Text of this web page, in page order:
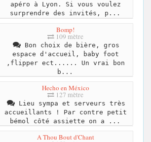
apéro à Lyon. Si vous voulez
surprendre des invités, p...
Bomp!
109 mètre
Bon choix de bière, gros
espace d'accueil, baby foot
,flipper ect...... Un vrai bon
b...
Hecho en México
127 mètre
Lieu sympa et serveurs très
accueillants ! Par contre petit
bémol côté assiette on a ...
A Thou Bout d'Chant